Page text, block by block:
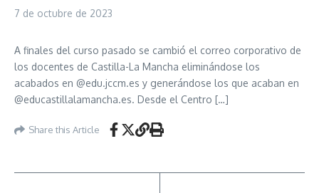
7 de octubre de 2023
A finales del curso pasado se cambió el correo corporativo de
los docentes de Castilla-La Mancha eliminándose los
acabados en @edu.jccm.es y generándose los que acaban en
@educastillalamancha.es. Desde el Centro […]
Share this Article